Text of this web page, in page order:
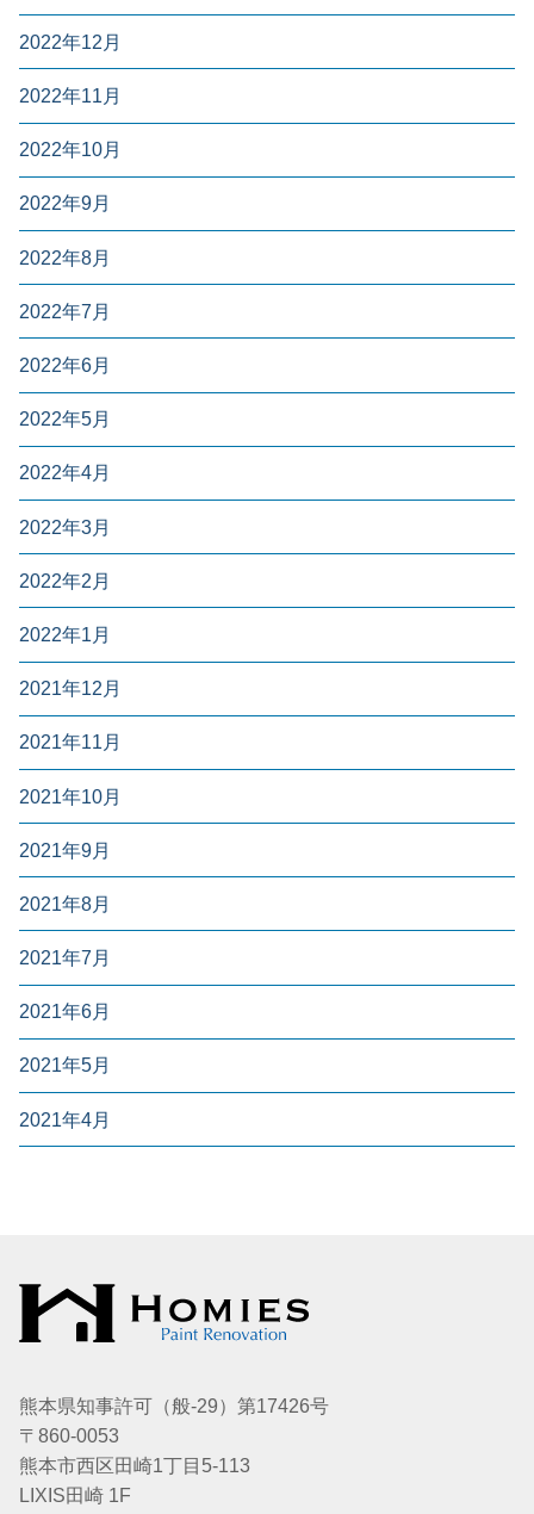
2022年12月
2022年11月
2022年10月
2022年9月
2022年8月
2022年7月
2022年6月
2022年5月
2022年4月
2022年3月
2022年2月
2022年1月
2021年12月
2021年11月
2021年10月
2021年9月
2021年8月
2021年7月
2021年6月
2021年5月
2021年4月
熊本県知事許可（般-29）第17426号
〒860-0053
熊本市西区田崎1丁目5-113
LIXIS田崎 1F